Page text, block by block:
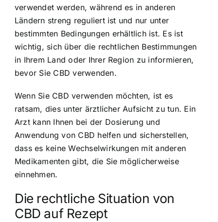
verwendet werden, während es in anderen
Ländern streng reguliert ist und nur unter
bestimmten Bedingungen erhältlich ist. Es ist
wichtig, sich über die rechtlichen Bestimmungen
in Ihrem Land oder Ihrer Region zu informieren,
bevor Sie CBD verwenden.
Wenn Sie CBD verwenden möchten, ist es
ratsam, dies unter ärztlicher Aufsicht zu tun. Ein
Arzt kann Ihnen bei der Dosierung und
Anwendung von CBD helfen und sicherstellen,
dass es keine Wechselwirkungen mit anderen
Medikamenten gibt, die Sie möglicherweise
einnehmen.
Die rechtliche Situation von
CBD auf Rezept